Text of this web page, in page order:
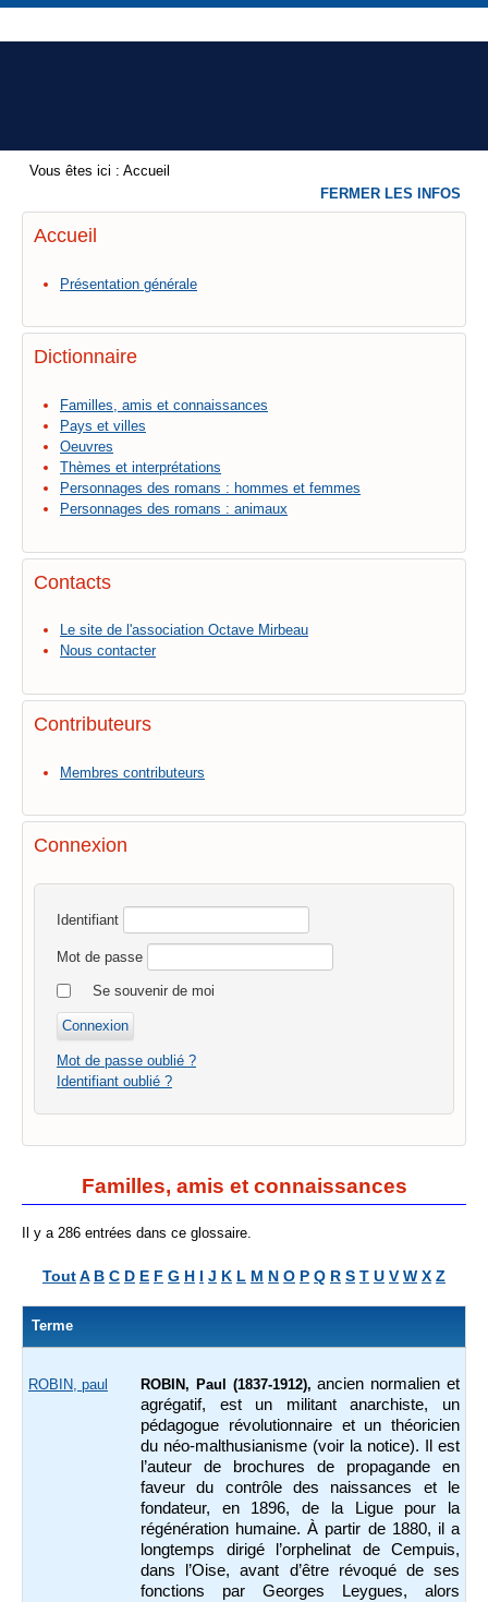
Vous êtes ici : Accueil
Accueil
Présentation générale
Dictionnaire
Familles, amis et connaissances
Pays et villes
Oeuvres
Thèmes et interprétations
Personnages des romans : hommes et femmes
Personnages des romans : animaux
Contacts
Le site de l'association Octave Mirbeau
Nous contacter
Contributeurs
Membres contributeurs
Connexion
Identifiant
Mot de passe
Se souvenir de moi
Mot de passe oublié ?
Identifiant oublié ?
Familles, amis et connaissances
Il y a 286 entrées dans ce glossaire.
ToutA B C D E F G H I J K L M N O P Q R S T U V W X Z
Terme
ROBIN, paul ROBIN, Paul (1837-1912), ancien normalien et
agrégatif, est un militant anarchiste, un
pédagogue révolutionnaire et un théoricien
du néo-malthusianisme (voir la notice). Il est
l’auteur de brochures de propagande en
faveur du contrôle des naissances et le
fondateur, en 1896, de la Ligue pour la
régénération humaine. À partir de 1880, il a
longtemps dirigé l’orphelinat de Cempuis,
dans l’Oise, avant d’être révoqué de ses
fonctions par Georges Leygues, alors
FERMER LES INFOS